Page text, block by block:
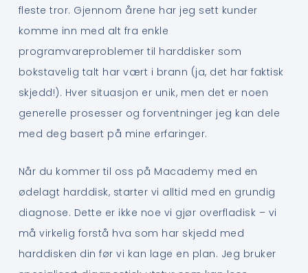
fleste tror. Gjennom årene har jeg sett kunder
komme inn med alt fra enkle
programvareproblemer til harddisker som
bokstavelig talt har vært i brann (ja, det har faktisk
skjedd!). Hver situasjon er unik, men det er noen
generelle prosesser og forventninger jeg kan dele
med deg basert på mine erfaringer.
Når du kommer til oss på Macademy med en
ødelagt harddisk, starter vi alltid med en grundig
diagnose. Dette er ikke noe vi gjør overfladisk – vi
må virkelig forstå hva som har skjedd med
harddisken din før vi kan lage en plan. Jeg bruker